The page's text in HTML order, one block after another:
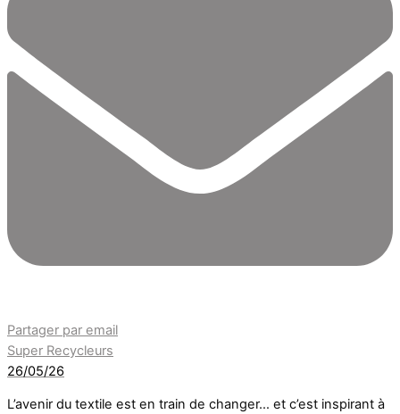
Partager par email
Super Recycleurs
26/05/26
L’avenir du textile est en train de changer… et c’est inspirant à